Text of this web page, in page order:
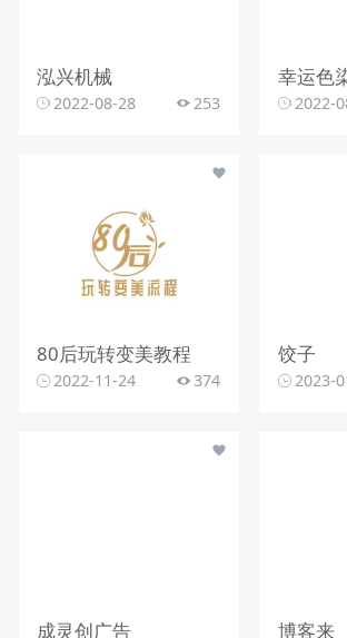
泓兴机械
2022-08-28 253 2022-
80后玩转变美教程
2022-11-24 374
饺子
2023-
成灵创广告 博客来